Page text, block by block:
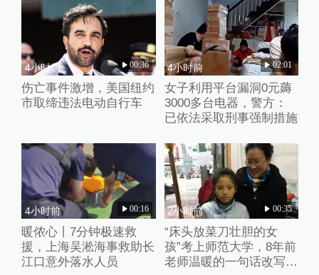
4小时前 00:36
伤亡事件激增，美国纽约
市取缔违法电动自行车
4小时前 02:01
女子利用平台漏洞0元薅
3000多台电器，警方：
已依法采取刑事强制措施
4小时前 00:16
暖侬心丨7分钟极速救
援，上海吴淞海事救助长
江口意外落水人员
2小时前 00:35
“床头放菜刀壮胆的女
孩”考上师范大学，8年前
老师温暖的一句话改写了